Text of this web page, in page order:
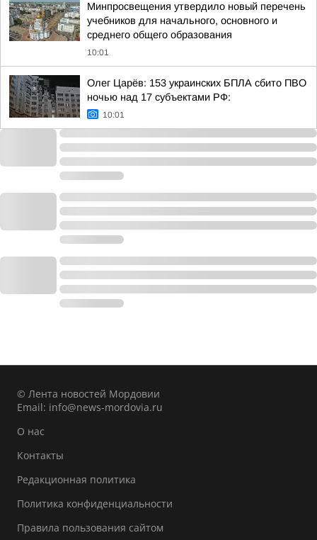
Минпросвещения утвердило новый перечень
учебников для начального, основного и
среднего общего образования
10:01
Олег Царёв: 153 украинских БПЛА сбито ПВО
ночью над 17 субъектами РФ:
10:01
© Лента новостей Мордовии
Email: info@news-mordovia.ru
О нас
Контакты
Редакционная политика
Политика конфиденциальности
Правила пользования сайтом